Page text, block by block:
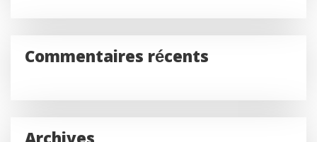
Commentaires récents